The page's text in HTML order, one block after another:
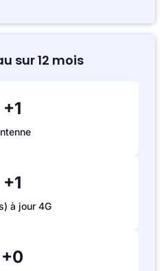
sur 12 mois
+1
+1
à jour 4G
+0